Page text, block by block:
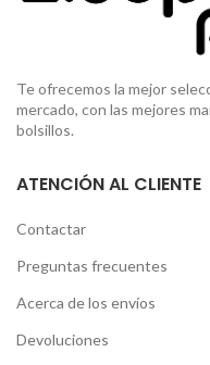
Te ofrecemos la mejor
mercado, con las mejores
bolsillos.
ATENCIÓN AL CLIENTE
Contactar
Preguntas frecuentes
Acerca de los envíos
Devoluciones